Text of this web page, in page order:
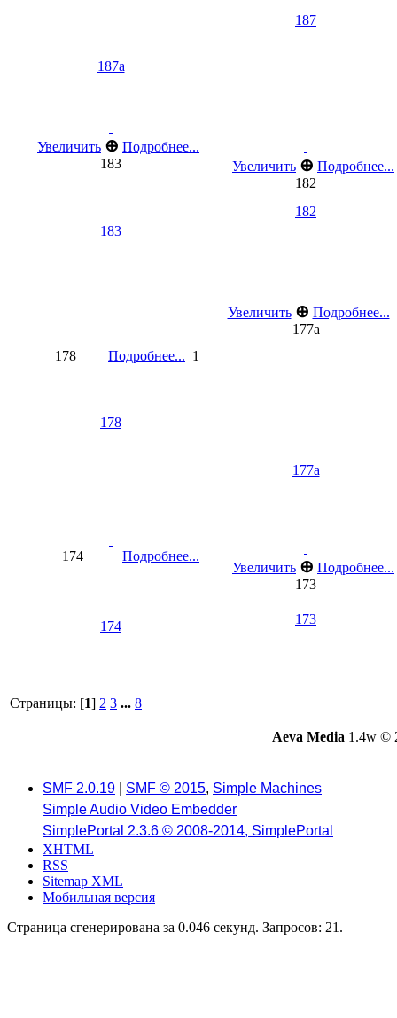
187a
187
Увеличить ⊕ Подробнее...
183
183
Увеличить ⊕ Подробнее...
182
182
Подробнее... 1
178
178
Увеличить ⊕ Подробнее...
177a
177a
Подробнее...
174
174
Увеличить ⊕ Подробнее...
173
173
Страницы: [1] 2 3 ... 8
Aeva Media 1.4w ©
SMF 2.0.19 SMF © 2015, Simple Machines
Simple Audio Video Embedder
SimplePortal 2.3.6 © 2008-2014, SimplePortal
XHTML
RSS
Sitemap XML
Мобильная версия
Страница сгенерирована за 0.046 секунд. Запросов: 21.